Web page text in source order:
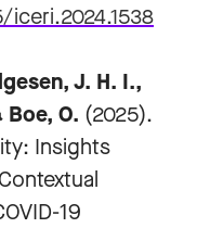
J. H. I.,
Boe, O. (2025).
Insights
19